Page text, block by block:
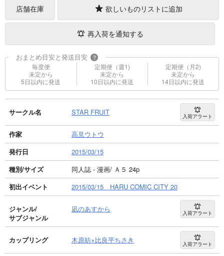
店舗在庫 欲しいものリストに追加
再入荷を通知する
おまとめ目安と発送目安 ?
毎度便
未定から
5日以内に発送
定期便（週1)
未定から
10日以内に発送
定期便（月2)
未定から
14日以内に発送
サークル名 STAR FRUIT 入荷アラート
作家
高見ウトウ
発行日
2015/03/15
種別/サイズ
同人誌 - 漫画/ Ａ５ 24p
初出イベント
2015/03/15 HARU COMIC CITY 20
ジャンル/
サブジャンル
凪のあすから 入荷アラート
カップリング 木原紡×比良平ちさき 入荷アラート